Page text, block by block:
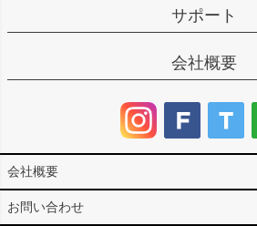
サポート
会社概要
会社概要
お問い合わせ